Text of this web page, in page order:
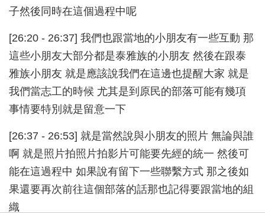
子然後同時在這個過程中呢
[26:20 - 26:37] 我們也跟當地的小朋友有一些互動 那
這些小朋友大部分都是泰雅族的小朋友 然後在跟泰
雅族小朋友 就是應該說我們在這邊也提醒大家 就是
我們當志工的時候 尤其是到原民的部落可能有幾項
事情要特別就是留意一下
[26:37 - 26:53] 就是當然說與小朋友的照片 無論與誰
啊 就是照片拍照片拍影片可能要先經的統一 然後可
能在這過程中 如果說有留下一些聯繫方式 那之後如
果還要再次前往這個部落的話那也記得要跟當地的組
織